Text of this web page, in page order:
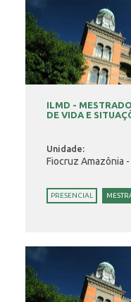
ILMD -
DE VIDA E
Unidade:
Fiocruz Amazônia -
PRESENCIAL